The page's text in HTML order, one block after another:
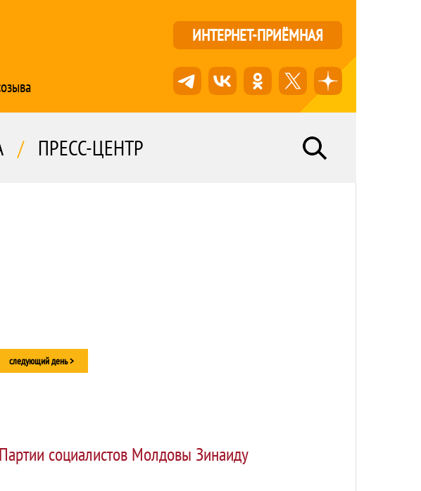
ИНТЕРНЕТ-ПРИЁМНАЯ
/ ПРЕСС-ЦЕНТР
следующий день >
социалистов Молдовы Зинаиду